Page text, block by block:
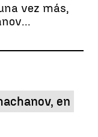
vez más,
en